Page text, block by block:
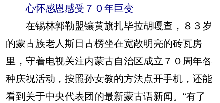
心怀感恩感受７０年巨变
在锡林郭勒盟镶黄旗扎毕拉胡嘎查，８３岁
的蒙古族老人斯日古楞坐在宽敞明亮的砖瓦房
里，守着电视关注内蒙古自治区成立７０周年各
种庆祝活动，按照孙女教的方法点开手机，还能
看到关于中央代表团的最新蒙古语新闻。“有了